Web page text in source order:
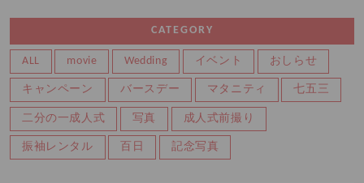
CATEGORY
ALL movie Wedding イベント おしらせ
キャンペーン バースデー マタニティ 七五三
二分の一成人式 写真 成人式前撮り
振袖レンタル 百日 記念写真